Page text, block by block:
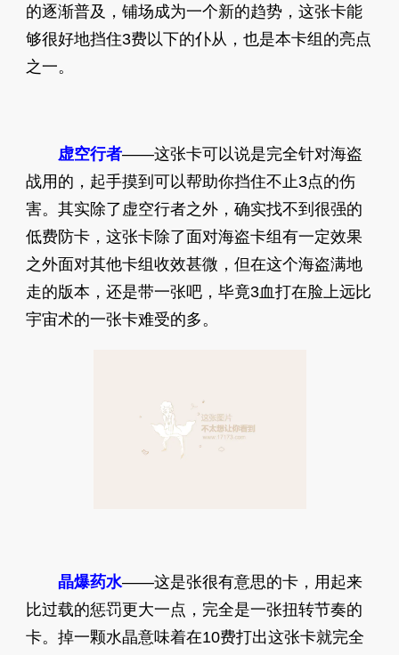
的逐渐普及，铺场成为一个新的趋势，这张卡能
够很好地挡住3费以下的仆从，也是本卡组的亮点
之一。
虚空行者——这张卡可以说是完全针对海盗
战用的，起手摸到可以帮助你挡住不止3点的伤
害。其实除了虚空行者之外，确实找不到很强的
低费防卡，这张卡除了面对海盗卡组有一定效果
之外面对其他卡组收效甚微，但在这个海盗满地
走的版本，还是带一张吧，毕竟3血打在脸上远比
宇宙术的一张卡难受的多。
晶爆药水——这是张很有意思的卡，用起来
比过载的惩罚更大一点，完全是一张扭转节奏的
卡。掉一颗水晶意味着在10费打出这张卡就完全